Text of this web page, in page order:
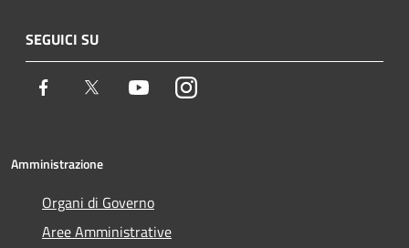
SEGUICI SU
Facebook Twitter YoutubeInstagram
Amministrazione
Organi di Governo
Aree Amministrative